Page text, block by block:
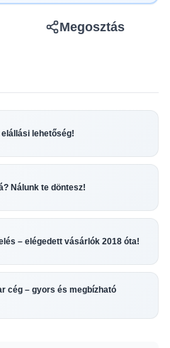
Megosztás
lehetőség!
Nálunk te döntesz!
– elégedett vásárlók 2018 óta!
cég – gyors és megbízható